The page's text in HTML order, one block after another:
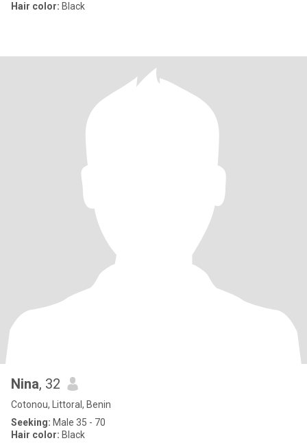
Hair color: Black
Nina, 32
Cotonou, Littoral, Benin
Seeking: Male 35 - 70
Hair color: Black